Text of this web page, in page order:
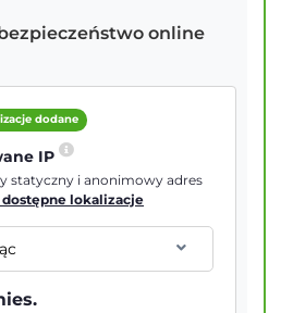
online
dodane
IP
statyczny i anonimowy adres
dostępne lokalizacje